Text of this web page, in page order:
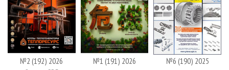
№2 (192) 2026 №1 (191) 2026 №6 (190) 2025